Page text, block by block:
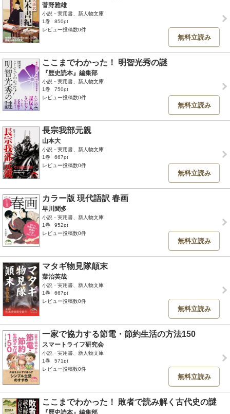
菅野雅雄
小説・実用書、新人物文庫
1巻
850pt
レビュー投稿数0件
無料立読み
ここまでわかった！ 明智光秀の謎
『歴史読本』編集部
小説・実用書、新人物文庫
1巻
750pt
レビュー投稿数0件
無料立読み
長宗我部元親
山本大
小説・実用書、新人物文庫
1巻
667pt
レビュー投稿数0件
無料立読み
カラー版 現代語訳 春画
早川聞多
小説・実用書、新人物文庫
1巻
952pt
レビュー投稿数0件
無料立読み
マタギ物見隊顛末
葉治英哉
小説・実用書、新人物文庫
1巻
667pt
レビュー投稿数0件
無料立読み
一家で協力する節電・節約生活の方法150
スマートライフ研究会
小説・実用書、新人物文庫
1巻
571pt
レビュー投稿数0件
無料立読み
ここまでわかった！ 敗者で読み解く古代史の謎